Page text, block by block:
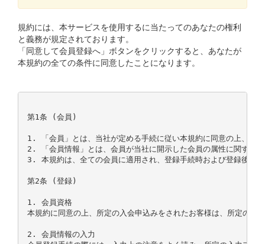
規約には、本サービスを使用するに当たってのあなたの権利
と義務が規定されております。
「同意して会員登録へ」ボタンをクリックすると、あなたが
本規約の全ての条件に同意したことになります。
第1条 (会員)
1. 「会員」とは、当社が定める手続に従い本規約に同意の上、入
2. 「会員情報」とは、会員が当社に開示した会員の属性に関する
3. 本規約は、全ての会員に適用され、登録手続時および登録後に
第2条 (登録)
1. 会員資格
本規約に同意の上、所定の入会申込みをされたお客様は、所定の登
2. 会員情報の入力